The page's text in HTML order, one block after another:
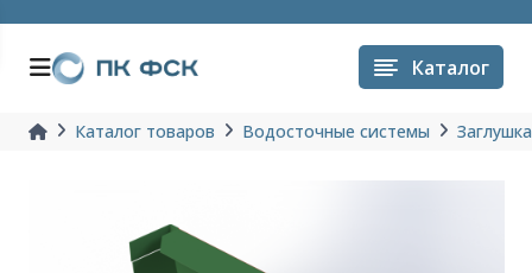
Каталог
Каталог товаров Водосточные системы